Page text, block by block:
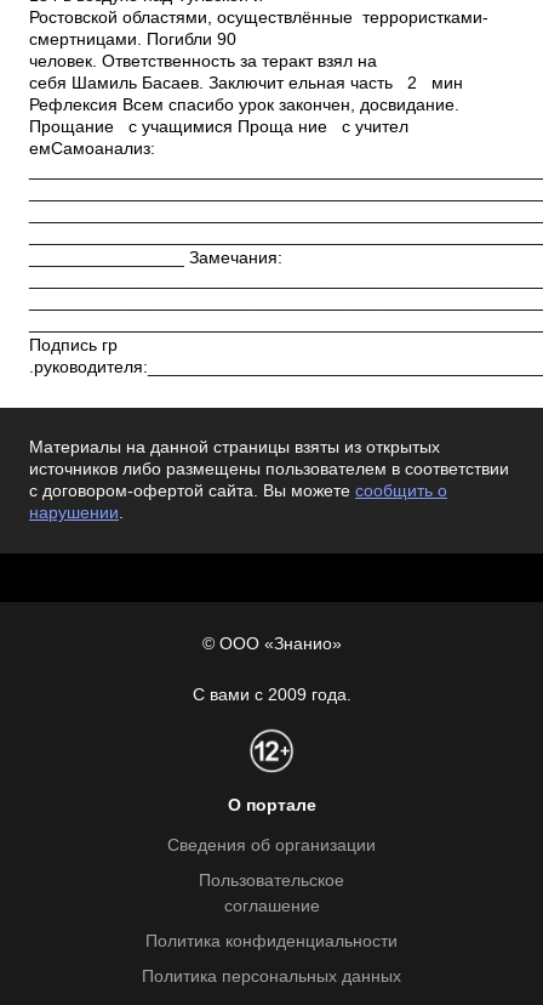
Ростовской областями, осуществлённые террористками­
смертницами. Погибли 90
человек. Ответственность за теракт взял на
себя Шамиль Басаев. Заключит ельная часть 2 мин
Рефлексия Всем спасибо урок закончен, досвидание.
Прощание с учащимися Проща ние с учител
емСамоанализ:
________________ Замечания:
Подпись гр
Материалы на данной страницы взяты из открытых
источников либо размещены пользователем в соответствии
с договором-офертой сайта. Вы можете сообщить о
нарушении.
© ООО «Знанио»
С вами с 2009 года.
О портале
Сведения об организации
Пользовательское
соглашение
Политика конфиденциальности
Политика персональных данных